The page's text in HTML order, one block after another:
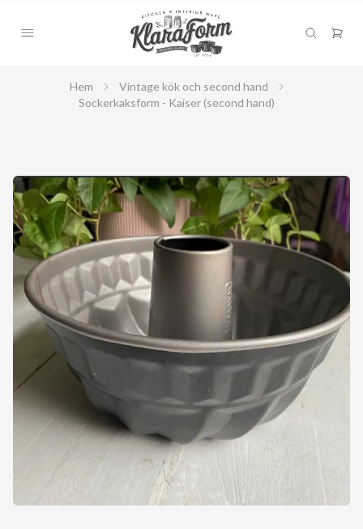
Hem
Vintage kök och second hand
Sockerkaksform - Kaiser (second hand)